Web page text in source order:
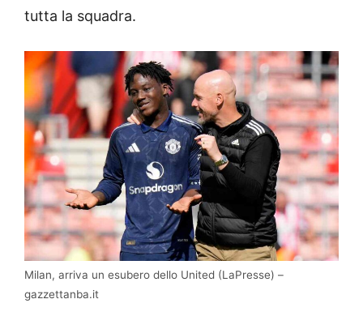
tutta la squadra.
Milan, arriva un esubero dello United (LaPresse) –
gazzettanba.it